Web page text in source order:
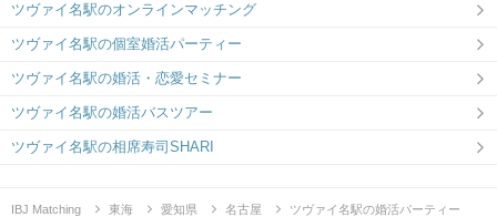
ツヴァイ名駅のオンラインマッチング
ツヴァイ名駅の個室婚活パーティー
ツヴァイ名駅の婚活・恋愛セミナー
ツヴァイ名駅の婚活バスツアー
ツヴァイ名駅の相席寿司SHARI
IBJ Matching 東海 愛知県 名古屋 ツヴァイ名駅の婚活パーティー